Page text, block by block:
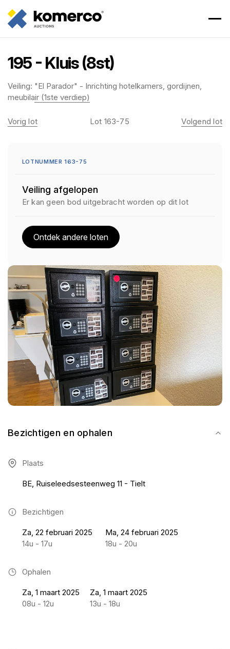
195 - Kluis (8st)
Veiling: "El Parador" - Inrichting hotelkamers, gordijnen,
meubilair (1ste verdiep)
Bezichtigen en ophalen
Plaats
BE, Ruiseleedsesteenweg 11 - Tielt
Bezichtigen
Za, 22 februari 2025
14u - 17u
Ma, 24 februari 2025
18u - 20u
Ophalen
Za, 1 maart 2025
08u - 12u
Za, 1 maart 2025
13u - 18u
Vorig lot Lot 163-75 Volgend lot
LOTNUMMER 163-75
Veiling afgelopen
Er kan geen bod uitgebracht worden op dit lot
Ontdek andere loten